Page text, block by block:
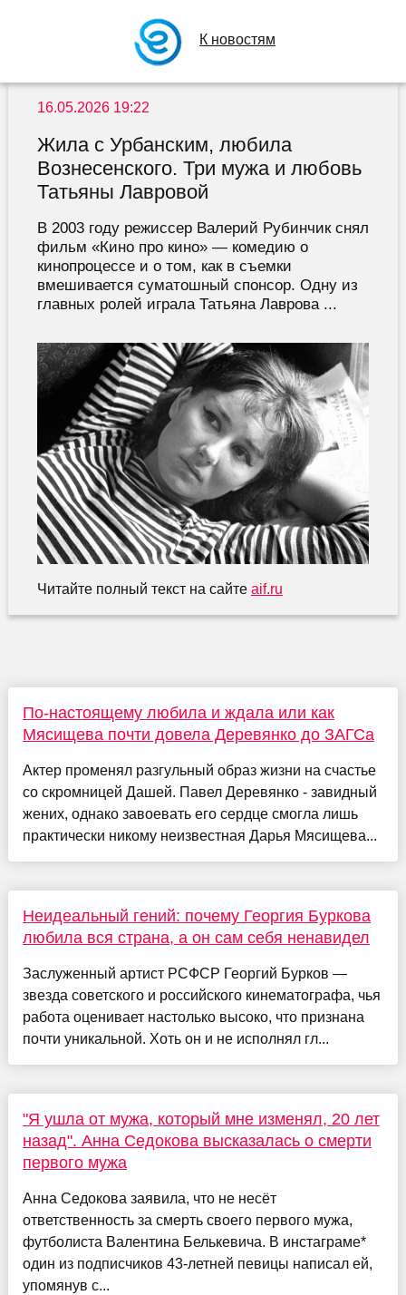
К новостям
16.05.2026 19:22
Жила с Урбанским, любила
Вознесенского. Три мужа и любовь
Татьяны Лавровой
В 2003 году режиссер Валерий Рубинчик снял
фильм «Кино про кино» — комедию о
кинопроцессе и о том, как в съемки
вмешивается суматошный спонсор. Одну из
главных ролей играла Татьяна Лаврова ...
Читайте полный текст на сайте aif.ru
По-настоящему любила и ждала или как
Мясищева почти довела Деревянко до ЗАГСа
Актер променял разгульный образ жизни на счастье
со скромницей Дашей. Павел Деревянко - завидный
жених, однако завоевать его сердце смогла лишь
практически никому неизвестная Дарья Мясищева...
Неидеальный гений: почему Георгия Буркова
любила вся страна, а он сам себя ненавидел
Заслуженный артист РСФСР Георгий Бурков —
звезда советского и российского кинематографа, чья
работа оценивает настолько высоко, что признана
почти уникальной. Хоть он и не исполнял гл...
"Я ушла от мужа, который мне изменял, 20 лет
назад". Анна Седокова высказалась о смерти
первого мужа
Анна Седокова заявила, что не несёт
ответственность за смерть своего первого мужа,
футболиста Валентина Белькевича. В инстаграме*
один из подписчиков 43-летней певицы написал ей,
упомянув с...